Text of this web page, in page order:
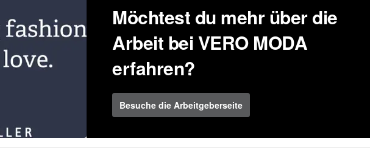
Möchtest du mehr über die
Arbeit bei VERO MODA
erfahren?
Besuche die Arbeitgeberseite